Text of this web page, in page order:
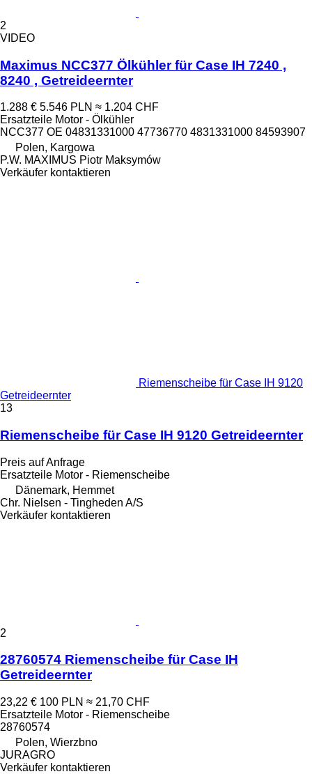
2
VIDEO
Maximus NCC377 Ölkühler für Case IH 7240 ,
8240 , Getreideernter
1.288 € 5.546 PLN ≈ 1.204 CHF
Ersatzteile Motor - Ölkühler
NCC377 OE 04831331000 47736770 4831331000 84593907
Polen, Kargowa
P.W. MAXIMUS Piotr Maksymów
Verkäufer kontaktieren
Riemenscheibe für Case IH 9120
Getreideernter
13
Riemenscheibe für Case IH 9120 Getreideernter
Preis auf Anfrage
Ersatzteile Motor - Riemenscheibe
Dänemark, Hemmet
Chr. Nielsen - Tingheden A/S
Verkäufer kontaktieren
2
28760574 Riemenscheibe für Case IH
Getreideernter
23,22 € 100 PLN ≈ 21,70 CHF
Ersatzteile Motor - Riemenscheibe
28760574
Polen, Wierzbno
JURAGRO
Verkäufer kontaktieren